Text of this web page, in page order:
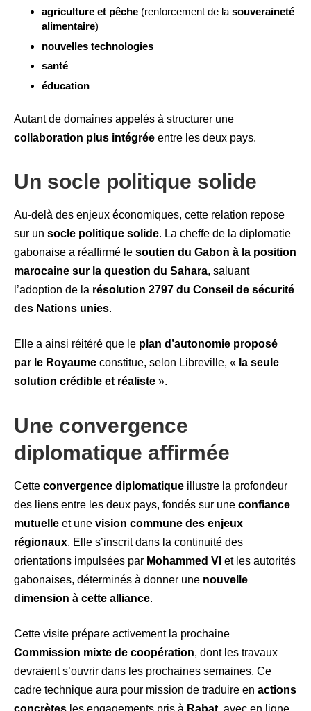
agriculture et pêche (renforcement de la souveraineté
alimentaire)
nouvelles technologies
santé
éducation
Autant de domaines appelés à structurer une
collaboration plus intégrée entre les deux pays.
Un socle politique solide
Au-delà des enjeux économiques, cette relation repose
sur un socle politique solide. La cheffe de la diplomatie
gabonaise a réaffirmé le soutien du Gabon à la position
marocaine sur la question du Sahara, saluant
l’adoption de la résolution 2797 du Conseil de sécurité
des Nations unies.
Elle a ainsi réitéré que le plan d’autonomie proposé
par le Royaume constitue, selon Libreville, « la seule
solution crédible et réaliste ».
Une convergence
diplomatique affirmée
Cette convergence diplomatique illustre la profondeur
des liens entre les deux pays, fondés sur une confiance
mutuelle et une vision commune des enjeux
régionaux. Elle s’inscrit dans la continuité des
orientations impulsées par Mohammed VI et les autorités
gabonaises, déterminés à donner une nouvelle
dimension à cette alliance.
Cette visite prépare activement la prochaine
Commission mixte de coopération, dont les travaux
devraient s’ouvrir dans les prochaines semaines. Ce
cadre technique aura pour mission de traduire en actions
concrètes les engagements pris à Rabat , avec en ligne